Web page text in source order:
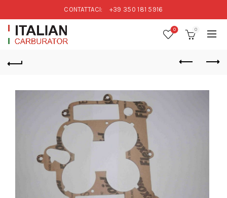
CONTATTACI: +39 350 181 5916
0 0